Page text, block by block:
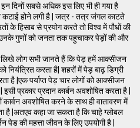
दिनों सबसे अधिक इस लिए भी ही गया है
कटाई होने लगी है | जत्र - तत्र जंगल काटते
के हिसाब से प्रयोग करते तो विश्व में पौधों की
उनके गुणों को जनता तक पहुचाकर पेड़ों की और
लोग सभी जानते हैं कि पेड़ हमें आक्सीजन
नियंत्रित करता है| शहरों में पेड़ बाढ़ डिग्री
है |एक पर्याप्त पेड़ चार लोगों को आक्सीजन
प्रकार प्रदान कार्बन अवशोषित करता है |
अवशोषित करने के साथ ही वातावरण में
है |अतएव कहा जा सकता है कि चाहे ग्लोबल
पेड की महत्ता जीवन के लिए उपयोगी है |